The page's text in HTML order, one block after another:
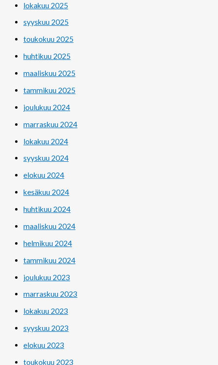
lokakuu 2025
syyskuu 2025
toukokuu 2025
huhtikuu 2025
maaliskuu 2025
tammikuu 2025
joulukuu 2024
marraskuu 2024
lokakuu 2024
syyskuu 2024
elokuu 2024
kesäkuu 2024
huhtikuu 2024
maaliskuu 2024
helmikuu 2024
tammikuu 2024
joulukuu 2023
marraskuu 2023
lokakuu 2023
syyskuu 2023
elokuu 2023
toukokuu 2023